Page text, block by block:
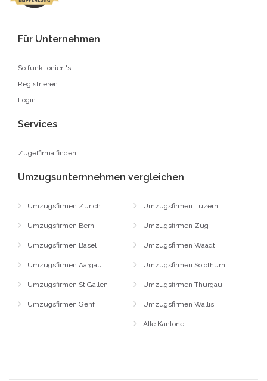
Für Unternehmen
So funktioniert's
Registrieren
Login
Services
Zügelfirma finden
Umzugsunternnehmen vergleichen
Umzugsfirmen Zürich
Umzugsfirmen Bern
Umzugsfirmen Basel
Umzugsfirmen Aargau
Umzugsfirmen St.Gallen
Umzugsfirmen Genf
Umzugsfirmen Luzern
Umzugsfirmen Zug
Umzugsfirmen Waadt
Umzugsfirmen Solothurn
Umzugsfirmen Thurgau
Umzugsfirmen Wallis
Alle Kantone